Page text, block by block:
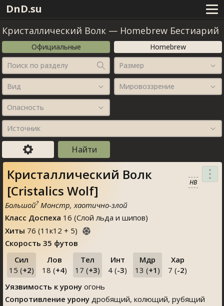
DnD.su
Кристаллический Волк — Homebrew Бестиарий
Официальные
Homebrew
Поиск по разделу
Размер
Вид Мировоззрение
Опасность
Источник
Кристаллический Волк
[Cristalics Wolf]
HB
Большой?Монстр, хаотично-злой
Класс Доспеха 16 (Слой льда и шипов)
Хиты 76 (11 к12 + 5)
Скорость 35 футов
Сил
15 (+2)
Лов
18 (+4)
Тел
17 (+3)
Инт
4 (-3)
Мдр
13 (+1 )
Хар
7 (-2)
Уязвимость к урону огонь
Сопротивление урону дробящий, колющий, рубящий